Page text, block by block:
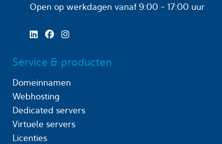
Open op werkdagen
vanaf 9:00 - 17:00 uur
Service & producten
Domeinnamen
Webhosting
Dedicated servers
Virtuele servers
Licenties